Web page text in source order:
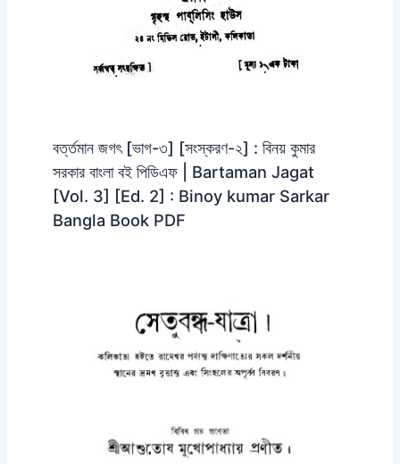
বর্ত্তমান জগৎ [ভাগ-৩] [সংস্করণ-২] : বিনয় কুমার
সরকার বাংলা বই পিডিএফ | Bartaman Jagat
[Vol. 3] [Ed. 2] : Binoy kumar Sarkar
Bangla Book PDF